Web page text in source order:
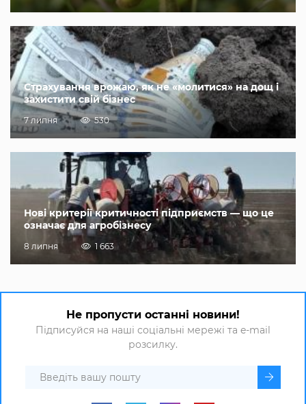
Страхування врожаю, як не «молитися» на дощ і
захистити свій бізнес
7 липня 530
Нові критерії критичності підприємств — що це
означає для агробізнесу
8 липня 1 663
Не пропусти останні новини!
Підписуйся на наші соціальні мережі та e-mail
розсилку.